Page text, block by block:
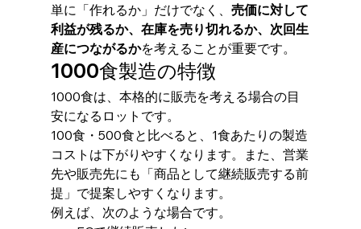
単に「作れるか」だけでなく、 売価に対して
利益が残るか、在庫を売り切れるか、次回生
産につながるかを考えることが重要です。
1000食製造の特徴
1000食は、本格的に販売を考える場合の目
安になるロットです。
100食・500食と比べると、1食あたりの製造
コストは下がりやすくなります。また、営業
先や販売先にも「商品として継続販売する前
提」で提案しやすくなります。
例えば、次のような場合です。